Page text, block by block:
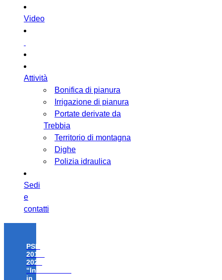
Video
Attività
Bonifica di pianura
Irrigazione di pianura
Portate derivate da
Trebbia
Territorio di montagna
Dighe
Polizia idraulica
Sedi
e
contatti
PSR
2014-
2020
“Investimenti
in